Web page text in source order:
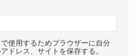
使用するためブラウザーに自分
ドレス、サイトを保存する。